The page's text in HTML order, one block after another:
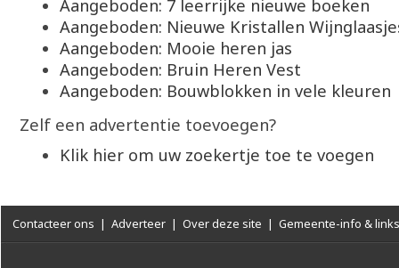
Aangeboden: 7 leerrijke nieuwe boeken
Aangeboden: Nieuwe Kristallen
Aangeboden: Mooie heren jas
Aangeboden: Bruin Heren Vest
Aangeboden: Bouwblokken in vele kleuren
Zelf een advertentie toevoegen?
Klik hier om uw zoekertje toe te voegen
Contacteer ons | Adverteer | Over deze site | Gemeente-info & links